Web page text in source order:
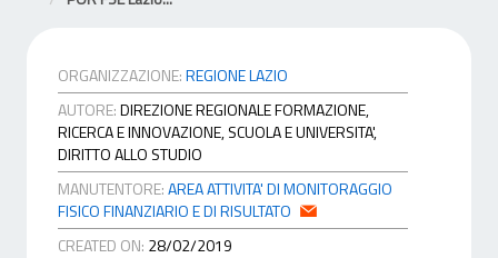
ORGANIZZAZIONE:REGIONE LAZIO
AUTORE:DIREZIONE REGIONALE FORMAZIONE,
RICERCA E INNOVAZIONE, SCUOLA E UNIVERSITA',
DIRITTO ALLO STUDIO
MANUTENTORE:AREA ATTIVITA' DI MONITORAGGIO
FISICO FINANZIARIO E DI RISULTATO
CREATED ON: 28/02/2019